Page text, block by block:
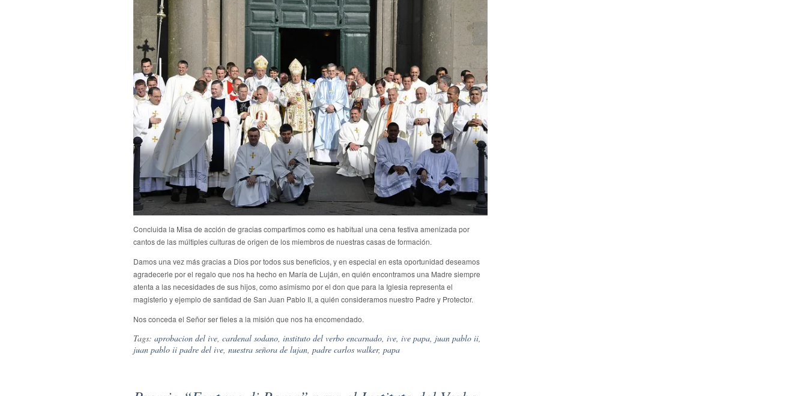
Concluida la Misa de acción de gracias compartimos como es habitual una cena festiva amenizada por
cantos de las múltiples culturas de origen de los miembros de nuestras casas de formación.
Damos una vez más gracias a Dios por todos sus beneficios, y en especial en esta oportunidad deseamos
agradecerle por el regalo que nos ha hecho en María de Luján, en quién encontramos una Madre siempre
atenta a las necesidades de sus hijos, como asimismo por el don que para la Iglesia representa el
magisterio y ejemplo de santidad de San Juan Pablo II, a quién consideramos nuestro Padre y Protector.
Nos conceda el Señor ser fieles a la misión que nos ha encomendado.
Tags: aprobacion del ive cardenal sodano instituto del verbo encarnado ive ive papa juan pablo ii
juan pablo ii padre del ive nuestra señora de lujan padre carlos walker, papa